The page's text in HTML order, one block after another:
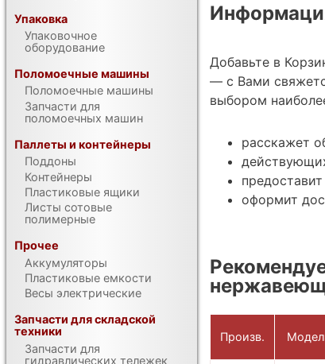
Добавьте в
— с Вами
выбором
расскажет
оформит
Произв.
Упаковка
Упаковочное
оборудование
Поломоечные машины
Поломоечные машины
Запчасти для
поломоечных машин
Паллеты и контейнеры
Поддоны
Контейнеры
Пластиковые ящики
Листы сотовые
полимерные
Прочее
Аккумуляторы
Пластиковые емкости
Весы электрические
Запчасти для складской
техники
Запчасти для
гидравлических тележек